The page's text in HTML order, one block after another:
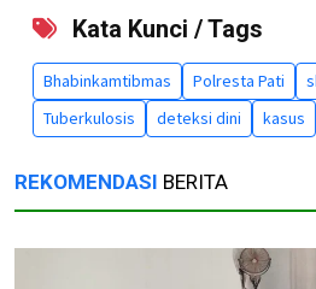
Kata Kunci / Tags
Bhabinkamtibmas Polresta Pati
Tuberkulosis
deteksi dini kasus
REKOMENDASI BERITA